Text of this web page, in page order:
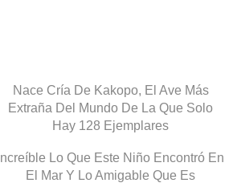
Nace Cría De Kakopo, El Ave Más
Extraña Del Mundo De La Que Solo
Hay 128 Ejemplares
Increíble Lo Que Este Niño Encontró En
El Mar Y Lo Amigable Que Es